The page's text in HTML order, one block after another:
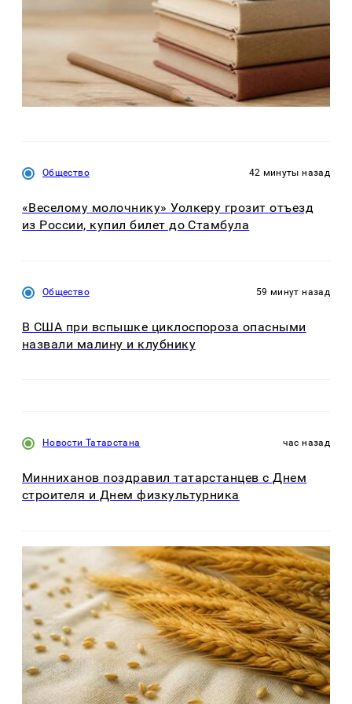
Общество 42 минуты назад
«Веселому молочнику» Уолкеру грозит отъезд
из России, купил билет до Стамбула
Общество 59 минут назад
В США при вспышке циклоспороза опасными
назвали малину и клубнику
Новости Татарстана час назад
Минниханов поздравил татарстанцев с Днем
строителя и Днем физкультурника